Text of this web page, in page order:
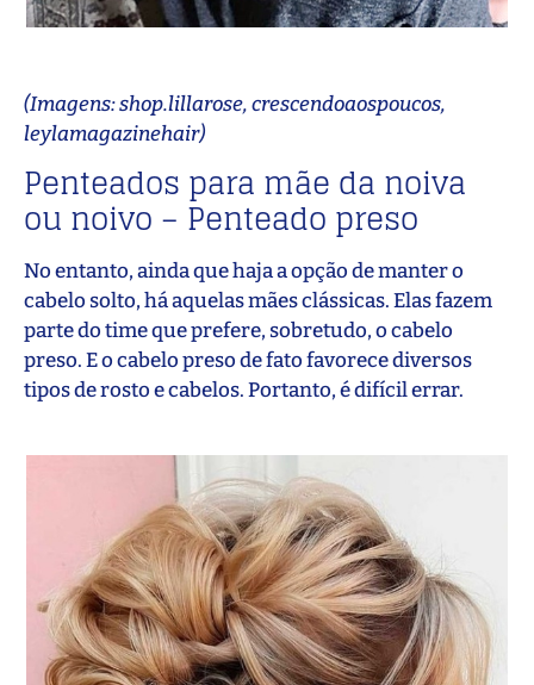
(Imagens: shop.lillarose, crescendoaospoucos,
leylamagazinehair)
Penteados para mãe da noiva
ou noivo – Penteado preso
No entanto, ainda que haja a opção de manter o
cabelo solto, há aquelas mães clássicas. Elas fazem
parte do time que prefere, sobretudo, o cabelo
preso. E o cabelo preso de fato favorece diversos
tipos de rosto e cabelos. Portanto, é difícil errar.